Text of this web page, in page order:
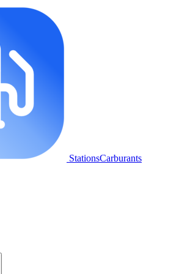
StationsCarburants